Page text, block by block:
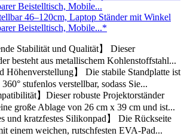
46–120cm, Laptop Ständer mit Winkel
Beistelltisch, Mobile...*
Stabilität und Qualität】 Dieser
besteht aus metallischem Kohlenstoffstahl...
Höhenverstellung】 Die stabile Standplatte ist
stufenlos verstellbar, sodass Sie...
】Dieser robuste Projektorständer
große Ablage von 26 cm x 39 cm und ist...
und kratzfestes Silikonpad】 Die Rückseite
einem weichen, rutschfesten EVA-Pad...